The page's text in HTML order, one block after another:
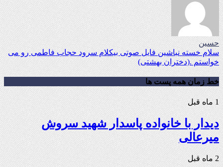
حسین
سلام خسته نباشین فایل صوتی بیکلام سرود حجاب فاطمی رو می
خواستم .(دختران بهشتی)
خط زمان همه پست ها
1 ماه قبل
دیدار با خانواده پاسدار شهید سروش
میرعالی
2 ماه قبل